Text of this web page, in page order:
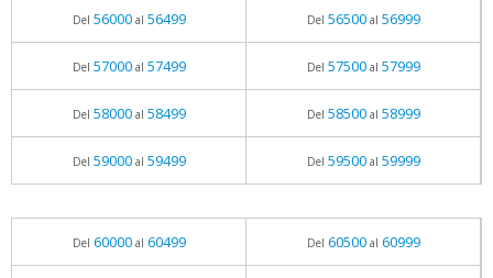
Del 56000al 56499 Del 56500al 56999
Del 57000al 57499 Del 57500al 57999
Del 58000al 58499 Del 58500al 58999
Del 59000al 59499 Del 59500al 59999
Del 60000al 60499 Del 60500al 60999